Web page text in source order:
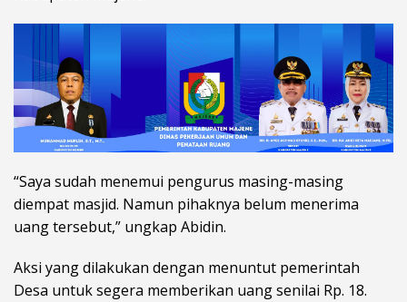
“Saya sudah menemui pengurus masing-masing
diempat masjid. Namun pihaknya belum menerima
uang tersebut,” ungkap Abidin.
Aksi yang dilakukan dengan menuntut pemerintah
Desa untuk segera memberikan uang senilai Rp. 18.